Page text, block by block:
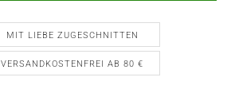
MIT LIEBE ZUGESCHNITTEN
VERSANDKOSTENFREI AB 80 €